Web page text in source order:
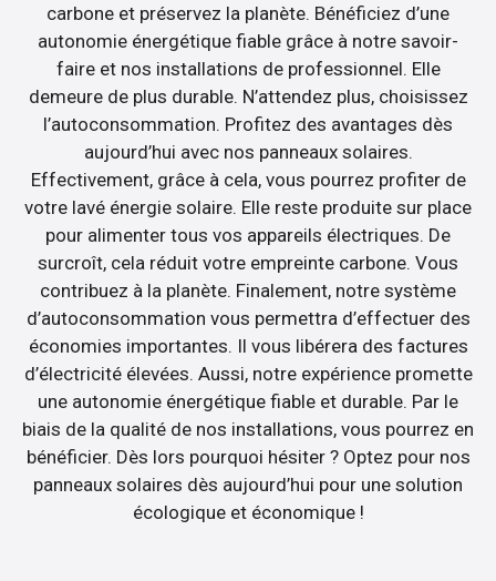
carbone et préservez la planète. Bénéficiez d’une
autonomie énergétique fiable grâce à notre savoir-
faire et nos installations de professionnel. Elle
demeure de plus durable. N’attendez plus, choisissez
l’autoconsommation. Profitez des avantages dès
aujourd’hui avec nos panneaux solaires.
Effectivement, grâce à cela, vous pourrez profiter de
votre lavé énergie solaire. Elle reste produite sur place
pour alimenter tous vos appareils électriques. De
surcroît, cela réduit votre empreinte carbone. Vous
contribuez à la planète. Finalement, notre système
d’autoconsommation vous permettra d’effectuer des
économies importantes. Il vous libérera des factures
d’électricité élevées. Aussi, notre expérience promette
une autonomie énergétique fiable et durable. Par le
biais de la qualité de nos installations, vous pourrez en
bénéficier. Dès lors pourquoi hésiter ? Optez pour nos
panneaux solaires dès aujourd’hui pour une solution
écologique et économique !